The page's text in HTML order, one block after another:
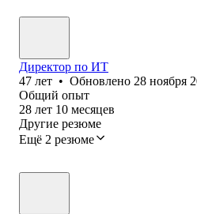
Директор по ИТ
47 лет • Обновлено 28 ноября
Общий опыт
28 лет 10 месяцев
Другие резюме
Ещё 2 резюме